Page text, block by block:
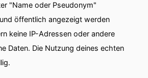
"Name oder Pseudonym"
öffentlich angezeigt werden
keine IP-Adressen oder andere
Daten. Die Nutzung deines echten